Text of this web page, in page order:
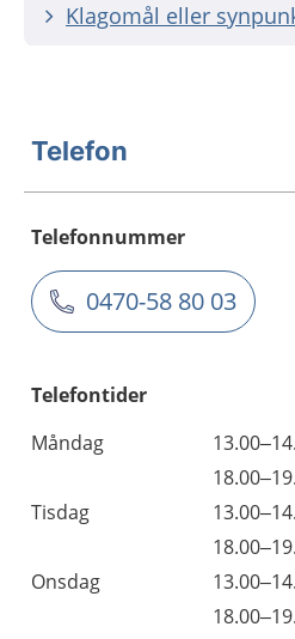
Klagomål eller
Telefon
Telefonnummer
0470-58 80 03
Telefontider
Måndag
Tisdag
Onsdag